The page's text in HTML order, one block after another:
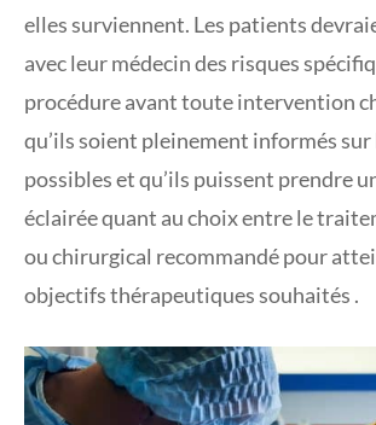
elles surviennent. Les patients
avec leur médecin des risques
procédure avant toute intervention
qu’ils soient pleinement informés sur
possibles et qu’ils puissent prendre
éclairée quant au choix entre le
ou chirurgical recommandé pour
objectifs thérapeutiques souhaités .